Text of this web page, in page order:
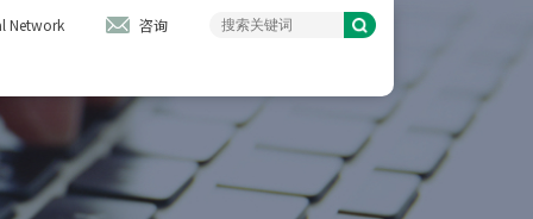
Network 咨询